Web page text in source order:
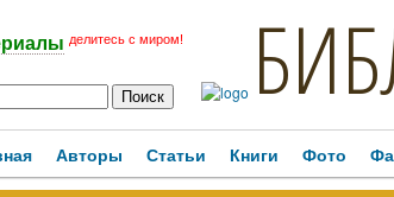
делитесь с миром!
Авторы Статьи Книги Фото